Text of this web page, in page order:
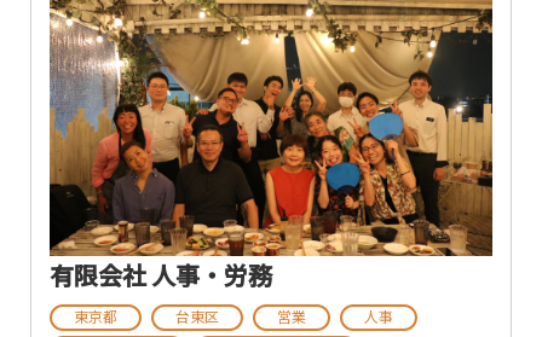
有限会社 人事・労務
東京都 台東区 営業
人事